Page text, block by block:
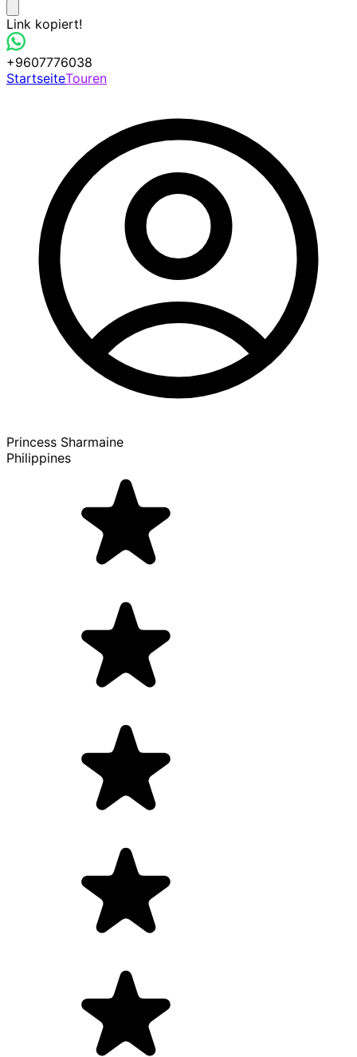
Link kopiert!
+9607776038
StartseiteTouren
Princess Sharmaine
Philippines